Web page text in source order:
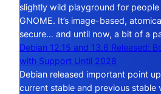
slightly wild playground for
GNOME. It’s image-based,
secure… and until now, a bit of a
Debian 12.15 and 13.6 Released:
with Support Until 2028
Debian released important point
current stable and previous stable